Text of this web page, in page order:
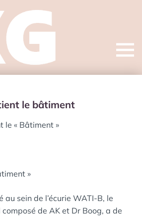
Open
le bâtiment
le « Bâtiment »
»
au sein de l’écurie WATI-B, le
de AK et Dr Boog, a de